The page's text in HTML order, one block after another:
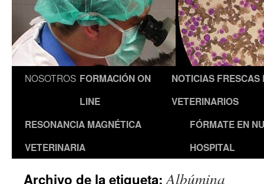
NOSOTROS FORMACIÓN ON
LINE
NOTICIAS FRESCAS
VETERINARIOS
RESONANCIA MAGNÉTICA
VETERINARIA
FÓRMATE EN
HOSPITAL
Archivo de la etiqueta:Albúmina